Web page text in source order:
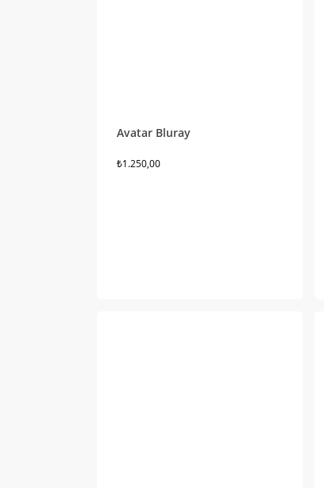
Avatar Bluray
₺1.250,00